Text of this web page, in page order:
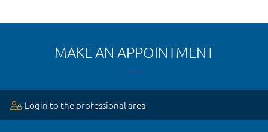
MAKE AN APPOINTMENT
Login to the professional area